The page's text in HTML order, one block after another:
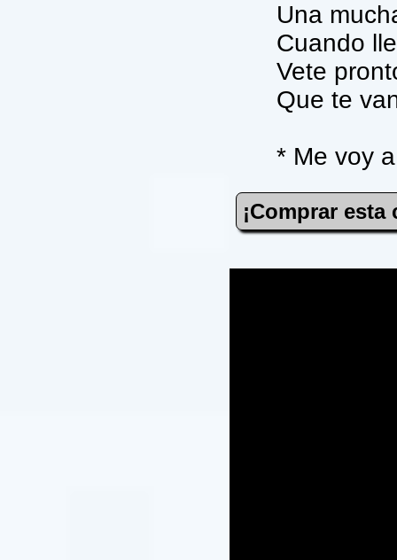
Una
Cuando
Vete
Que te
* Me voy
¡Comprar